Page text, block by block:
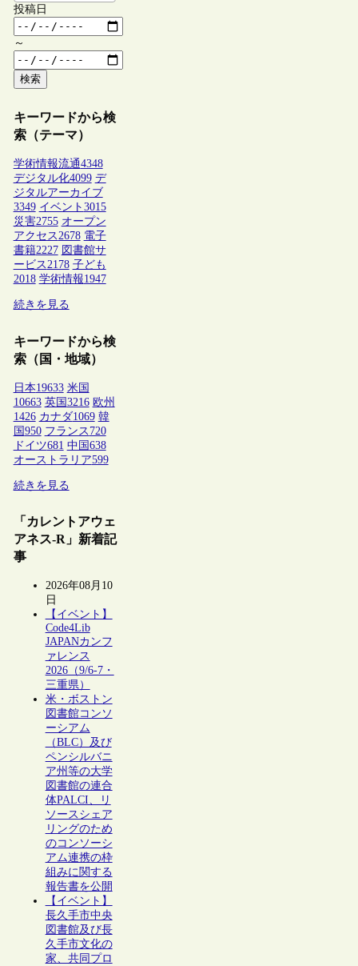
投稿日
～
検索
キーワードから検
索（テーマ）
学術情報流通4348
デジタル化4099 デ
ジタルアーカイブ
3349 イベント 3015
災害2755 オープン
アクセス2678 電子
書籍2227 図書館サ
ービス2178 子ども
2018 学術情報1947
続きを見る
キーワードから検
索（国・地域）
日本19633 米国
10663 英国 3216 欧州
1426 カナダ1069 韓
国 950 フランス 720
ドイツ681 中国 638
オーストラリア599
続きを見る
「カレントアウェ
アネス-R」新着記
事
2026年08月10
日
【イベント】
Code4Lib
JAPANカンフ
ァレンス
2026（9/6-7・
三重県）
米・ボストン
図書館コンソ
ーシアム
（BLC）及び
ペンシルバニ
ア州等の大学
図書館の連合
体PALCI、リ
ソースシェア
リングのため
のコンソーシ
アム連携の枠
組みに関する
報告書を公開
【イベント】
長久手市中央
図書館及び長
久手市文化の
家、共同プロ